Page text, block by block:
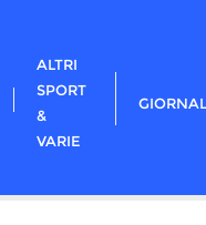
ALTRI
SPORT
&
VARIE